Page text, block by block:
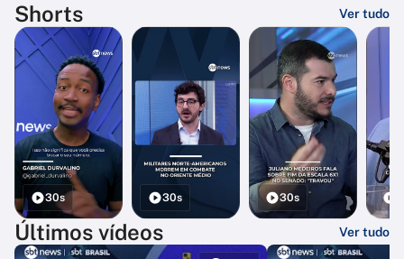
Shorts Ver tudo
30s 30s 30s
Últimos vídeos Ver tudo